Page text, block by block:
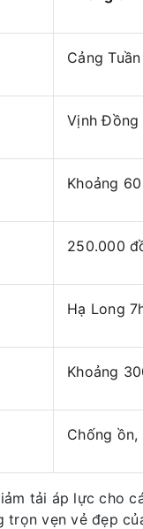
Cảng
Vịnh Đồng
Khoảng
250.000
Hạ Long
Khoảng
Chống
tải áp lực cho
trọn vẹn vẻ đẹp